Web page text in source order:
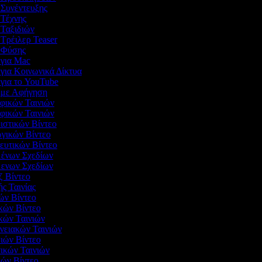
Teaser
Φύσης
Mac
Κοινωνικά Δίκτυα
το YouTube
με Αφήγηση
Ταινιών
Ταινιών
Βίντεο
Βίντεο
Βίντεο
Σχεδίων
Σχεδίων
Βίντεο
Ταινίας
Βίντεο
Βίντεο
Ταινιών
Ταινιών
Βίντεο
Ταινιών